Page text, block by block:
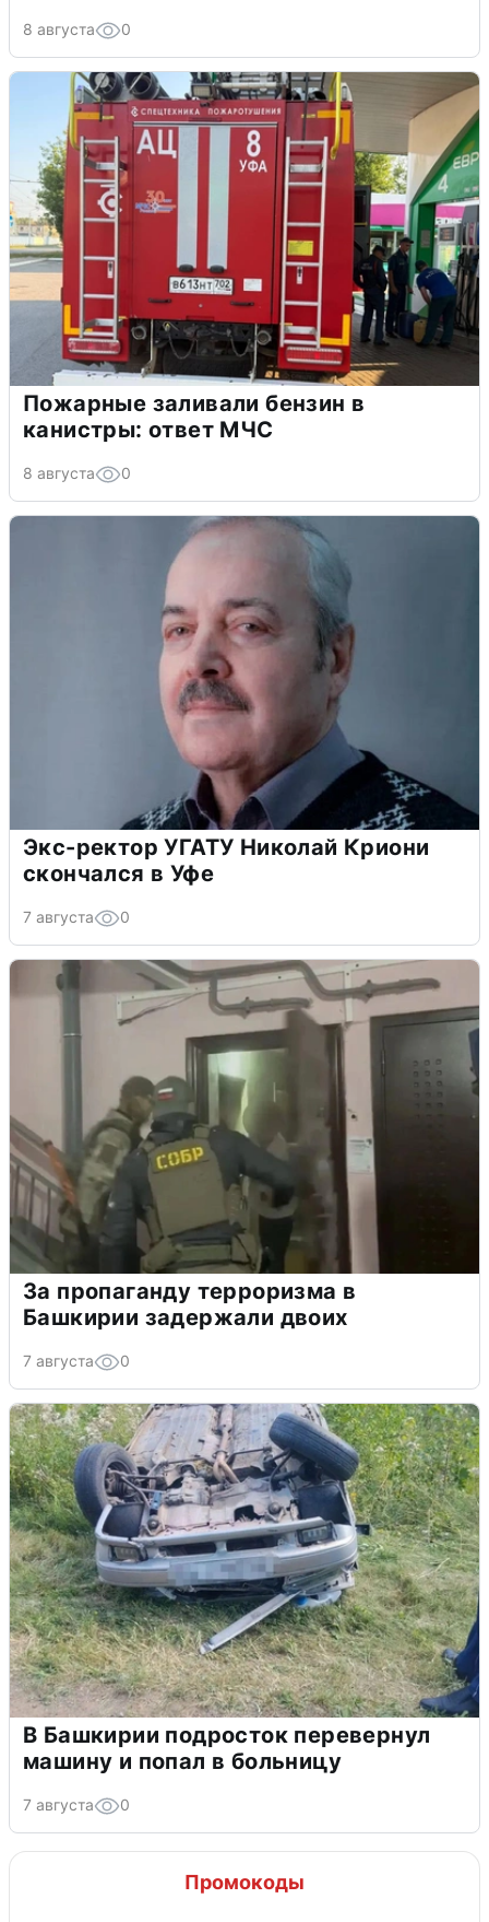
8 августа 0
Пожарные заливали бензин в
канистры: ответ МЧС
8 августа 0
Экс-ректор УГАТУ Николай Криони
скончался в Уфе
7 августа 0
За пропаганду терроризма в
Башкирии задержали двоих
7 августа 0
В Башкирии подросток перевернул
машину и попал в больницу
7 августа 0
Промокоды